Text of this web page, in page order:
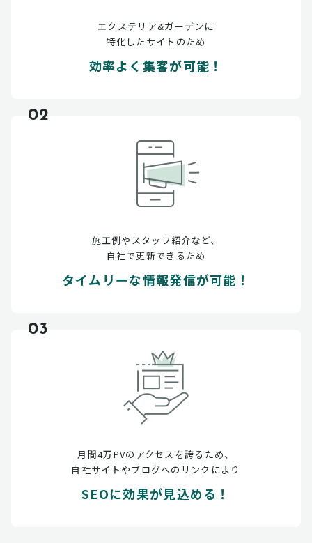
エクステリア&ガーデンに
特化したサイトのため
効率よく集客が可能！
02
施工例やスタッフ紹介など、
自社で更新できるため
タイムリーな情報発信が可能！
03
月間4万PVのアクセスを誇るため、
自社サイトやブログへのリンクにより
SEOに効果が見込める！